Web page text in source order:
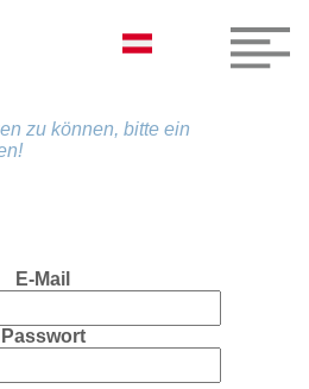
zu können, bitte ein
E-Mail
Passwort